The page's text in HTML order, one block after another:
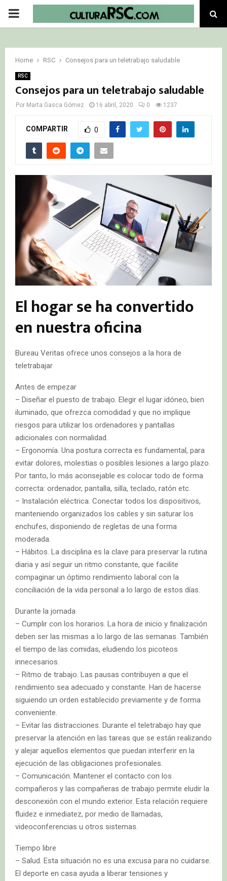
PRIMARY
Home RSC Consejos para un teletrabajo saludable
RSC
Consejos para un teletrabajo saludable
Por Marta Gasca Gómez 16 abril, 2020 0 1237
COMPARTIR 0
El hogar se ha convertido
en nuestra oficina
Bureau Veritas ofrece unos consejos a la hora de
teletrabajar
Antes de empezar
– Diseñar el puesto de trabajo. Elegir el lugar idóneo, bien
iluminado, que ofrezca comodidad y que no implique
riesgos para utilizar los ordenadores y pantallas
adicionales con normalidad.
– Ergonomía. Una postura correcta es fundamental, para
evitar dolores, molestias o posibles lesiones a largo plazo.
Por tanto, lo más aconsejable es colocar todo de forma
correcta: ordenador, pantalla, silla, teclado, ratón etc.
– Instalación eléctrica. Conectar todos los dispositivos,
manteniendo organizados los cables y sin saturar los
enchufes, disponiendo de regletas de una forma
moderada.
– Hábitos. La disciplina es la clave para preservar la rutina
diaria y así seguir un ritmo constante, que facilite
compaginar un óptimo rendimiento laboral con la
conciliación de la vida personal a lo largo de estos días.
Durante la jornada
– Cumplir con los horarios. La hora de inicio y finalización
deben ser las mismas a lo largo de las semanas. También
el tiempo de las comidas, eludiendo los picoteos
innecesarios.
– Ritmo de trabajo. Las pausas contribuyen a que el
rendimiento sea adecuado y constante. Han de hacerse
siguiendo un orden establecido previamente y de forma
conveniente.
– Evitar las distracciones. Durante el teletrabajo hay que
preservar la atención en las tareas que se están realizando
y alejar aquellos elementos que puedan interferir en la
ejecución de las obligaciones profesionales.
– Comunicación. Mantener el contacto con los
compañeros y las compañeras de trabajo permite eludir la
desconexión con el mundo exterior. Esta relación requiere
fluidez e inmediatez, por medio de llamadas,
videoconferencias u otros sistemas.
Tiempo libre
– Salud. Esta situación no es una excusa para no cuidarse.
El deporte en casa ayuda a liberar tensiones y